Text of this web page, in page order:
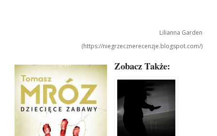
Lilianna Garden
(https://niegrzecznerecenzje.blogspot.com/)
Zobacz Także: